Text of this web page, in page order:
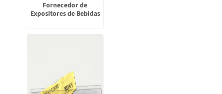
Fornecedor de
Expositores de Bebidas